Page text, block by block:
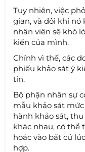
Tuy nhiên, việc
gian, và đôi khi
nhân viên sẽ khó
kiến của mình.
Chính vì thế, các
phiếu khảo sát ý
tin.
Bộ phận nhân sự
mẫu khảo sát
hành khảo sát,
khác nhau, có thể
hoặc vào bất cứ
hợp.